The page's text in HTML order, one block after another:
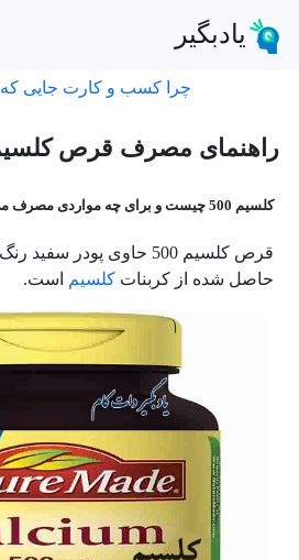
یادبگیر
چرا کسب و کارت جایی که
راهنمای مصرف قرص کلسیم
کلسیم 500 چیست و برای چه مواردی مصرف می شود؟
قرص کلسیم 500 حاوی پودر
حاصل شده از کربنات کلسیم است.